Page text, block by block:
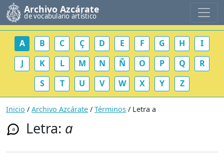
Archivo Azcárate
de vocabulario artístico
A B C Ç D E F G H
I
J
K L M N Ñ O P Q
R
S
T U V W X Y Z
Inicio / Archivo Azcárate / Términos / Letra a
a Letra: a